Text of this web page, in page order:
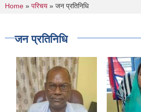
You are here
Home » परिचय » जन प्रतिनिधि
जन प्रतिनिधि